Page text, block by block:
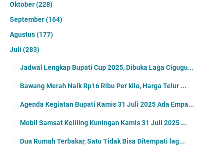
Oktober(228)
September(164)
Agustus(177)
Juli (283)
Jadwal Lengkap Bupati Cup 2025, Dibuka Laga Cigugu...
Bawang Merah Naik Rp16 Ribu Per kilo, Harga Telur ...
Agenda Kegiatan Bupati Kamis 31 Juli 2025 Ada Empa...
Mobil Samsat Keliling Kuningan Kamis 31 Juli 2025 ...
Dua Rumah Terbakar, Satu Tidak Bisa Ditempati lag...